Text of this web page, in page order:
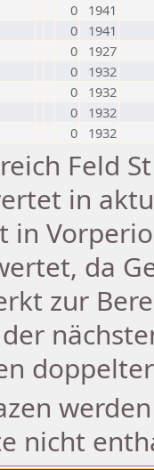
0
1941
0
1941
0
1927
0
1932
0
1932
0
1932
0 1932
Feld
in
in
da
zur
nicht